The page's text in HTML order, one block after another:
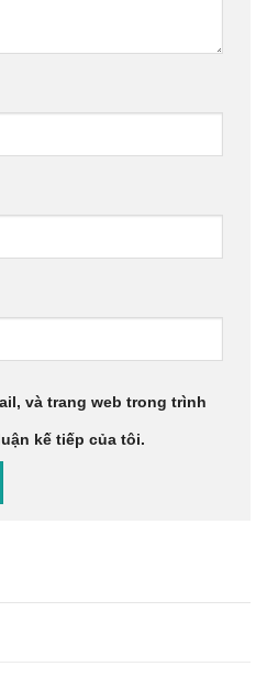
và trang web trong trình
kế tiếp của tôi.